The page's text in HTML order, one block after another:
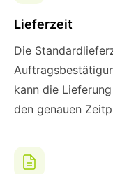
Lieferzeit
Die
kann die
den genauen